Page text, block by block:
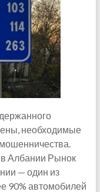
необходимые
Албании Рынок
— один из
90% автомобилей